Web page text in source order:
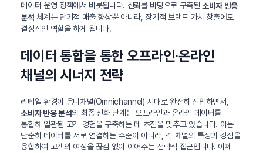
데이터 운영 정책에서 비롯됩니다. 신뢰를 바탕으로 구축된소비자 반응
분석 체계는 단기적 매출 향상뿐 아니라, 장기적 브랜드 가치 창출에도
결정적인 역할을 하게 됩니다.
데이터 통합을 통한 오프라인·온라인
채널의 시너지 전략
리테일 환경이 옴니채널(Omnichannel) 시대로 완전히 진입하면서,
소비자 반응 분석의 최종 진화 단계는 오프라인과 온라인 데이터를
통합해 일관된 고객 경험을 구축하는 데 초점을 맞추고 있습니다. 이는
단순히 데이터를 서로 연결하는 수준이 아니라, 각 채널의 특성과 강점을
융합하여 고객의 여정을 끊김 없이 이어주는 전략적 접근입니다. 이제